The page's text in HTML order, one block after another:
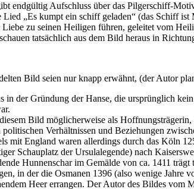
endgültig Aufschluss über das Pilgerschiff-
„Es kumpt ein schiff geladen“ (das Schiff
zu seinen Heiligen führen, geleitet vom
tatsächlich aus dem Bild heraus in
Bild seien nur knapp erwähnt, (der Autor
der Gründung der Hanse, die ursprünglich
Bild möglicherweise als
Verhältnissen und Beziehungen
mit England waren allerdings durch das Köln
Schauplatz der Ursulalegende) nach
Hunnenschar im Gemälde von ca. 1411
in der die Osmanen 1396 (also wenige Jahre
Heer errangen. Der Autor des Bildes